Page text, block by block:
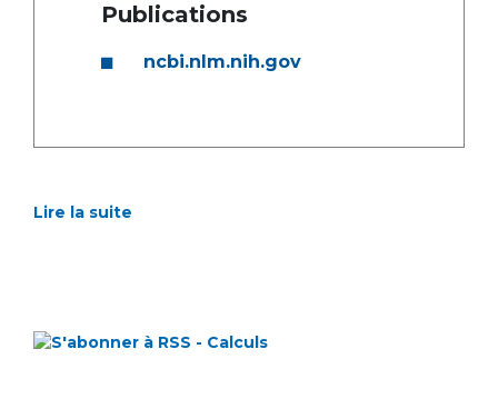
Publications
ncbi.nlm.nih.gov
Lire la suite